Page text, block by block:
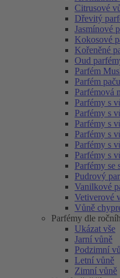
Citrusové
Dřevitý
Jasmínové
Kokosové
Kořeněné
Oud
Parfém
Parfém
Parfémová
Parfémy s
Parfémy s
Parfémy s
Parfémy s
Parfémy s
Parfémy s
Parfémy se
Pudrový
Vanilkové
Vetiverové
Vůně
Parfémy dle
Ukázat vše
Jarní vůně
Podzimní
Letní vůně
Zimní vůně